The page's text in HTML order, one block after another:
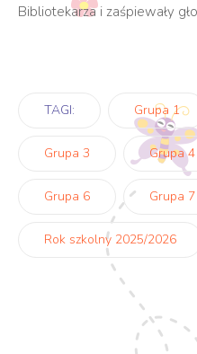
Bibliotekarza i zaśpiewały
TAGI: Grupa 1
Grupa 3 Grupa 4
Grupa 6 Grupa 7
Rok szkolny 2025/2026